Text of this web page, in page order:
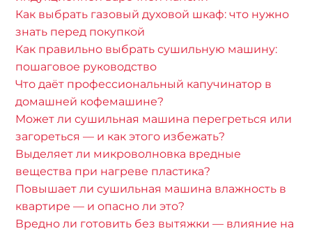
Как выбрать газовый духовой шкаф: что нужно
знать перед покупкой
Как правильно выбрать сушильную машину:
пошаговое руководство
Что даёт профессиональный капучинатор в
домашней кофемашине?
Может ли сушильная машина перегреться или
загореться — и как этого избежать?
Выделяет ли микроволновка вредные
вещества при нагреве пластика?
Повышает ли сушильная машина влажность в
квартире — и опасно ли это?
Вредно ли готовить без вытяжки — влияние на